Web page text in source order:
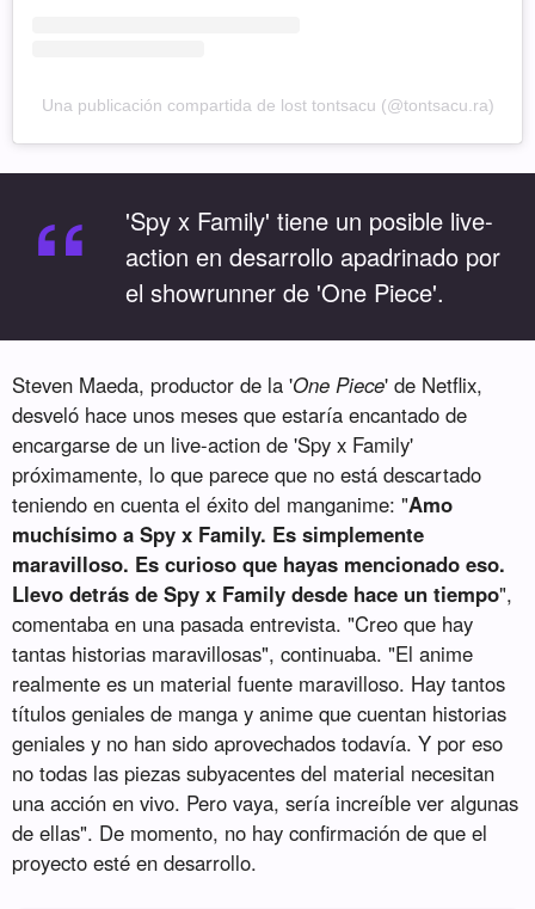
Una publicación compartida de lost tontsacu (@tontsacu.ra)
“
'Spy x Family' tiene un posible live-
action en desarrollo apadrinado por
el showrunner de 'One Piece'.
Steven Maeda, productor de la 'One Piece' de Netflix,
desveló hace unos meses que estaría encantado de
encargarse de un live-action de 'Spy x Family'
próximamente, lo que parece que no está descartado
teniendo en cuenta el éxito del manganime: "Amo
muchísimo a Spy x Family. Es simplemente
maravilloso. Es curioso que hayas mencionado eso.
Llevo detrás de Spy x Family desde hace un tiempo",
comentaba en una pasada entrevista. "Creo que hay
tantas historias maravillosas", continuaba. "El anime
realmente es un material fuente maravilloso. Hay tantos
títulos geniales de manga y anime que cuentan historias
geniales y no han sido aprovechados todavía. Y por eso
no todas las piezas subyacentes del material necesitan
una acción en vivo. Pero vaya, sería increíble ver algunas
de ellas". De momento, no hay confirmación de que el
proyecto esté en desarrollo.